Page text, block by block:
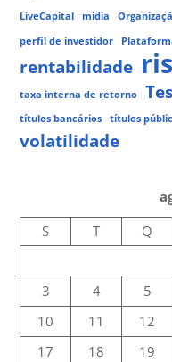
LiveCapital
mídia
perfil de investidor
rentabilidade
taxa interna de retorno
títulos bancários
títulos
volatilidade
S
T Q
3
4 5
10
11 12
17
18 19